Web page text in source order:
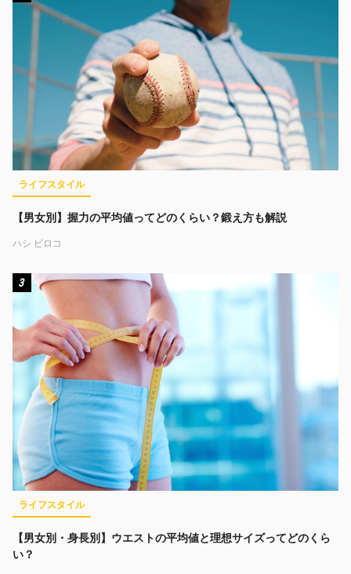
ライフスタイル
【男女別】握力の平均値ってどのくらい？鍛え方も解説
ハシ ビロコ
3
ライフスタイル
【男女別・身長別】ウエストの平均値と理想サイズってどのくら
い？